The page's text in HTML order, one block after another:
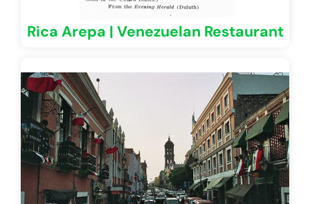
Rica Arepa | Venezuelan Restaurant